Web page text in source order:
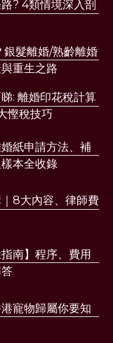
? 4類情境深入剖
髮離婚/熟齡離婚
重生之路
: 離婚印花稅計算
慳稅技巧
婚紙申請方法、補
本全收錄
8大內容、律師費
指南】程序、費用
寵物歸屬你要知